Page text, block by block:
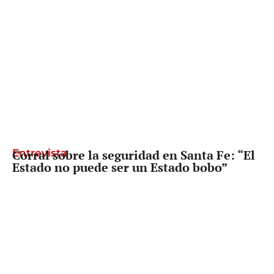
Entrevista
Corral sobre la seguridad en Santa Fe: “El
Estado no puede ser un Estado bobo”